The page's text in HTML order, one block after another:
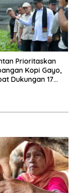
Prioritaskan
Kopi Gayo,
Dukungan 17